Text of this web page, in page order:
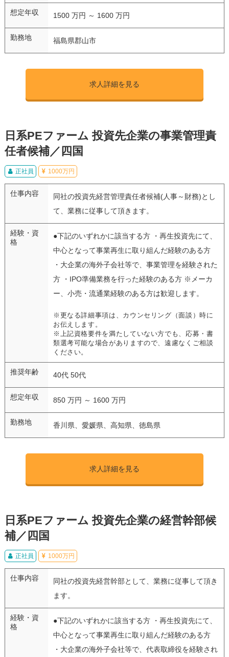
想定年収 1500 万円 ～ 1600 万円
勤務地 福島県郡山市
求人詳細を見る
日系PEファーム 投資先企業の事業管理責
任者候補／四国
正社員 1000万円
仕事内容
同社の投資先経営管理責任者候補(人事～財務)とし
て、業務に従事して頂きます。
経験・資
格
●下記のいずれかに該当する方 ・再生投資先にて、
中心となって事業再生に取り組んだ経験のある方
・大企業の海外子会社等で、事業管理を経験された
方 ・IPO準備業務を行った経験のある方 ※メーカ
ー、小売・流通業経験のある方は歓迎します。
※更なる詳細事項は、カウンセリング（面談）時に
お伝えします。
※上記資格要件を満たしていない方でも、応募・書
類選考可能な場合がありますので、遠慮なくご相談
ください。
推奨年齢 40代 50代
想定年収 850 万円 ～ 1600 万円
勤務地 香川県、愛媛県、高知県、徳島県
求人詳細を見る
日系PEファーム 投資先企業の経営幹部候
補／四国
正社員 1000万円
仕事内容
同社の投資先経営幹部として、業務に従事して頂き
ます。
経験・資
格
●下記のいずれかに該当する方 ・再生投資先にて、
中心となって事業再生に取り組んだ経験のある方
・大企業の海外子会社等で、代表取締役を経験され